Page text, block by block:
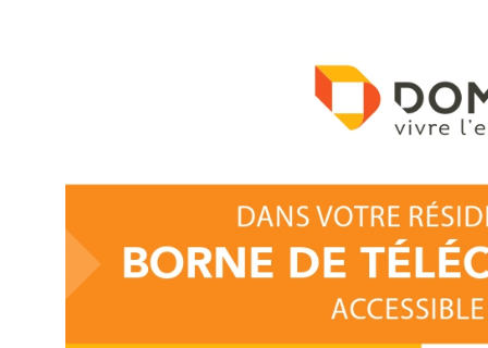
Promotions
Offres d’emploi